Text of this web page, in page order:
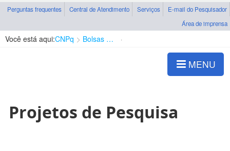
Perguntas frequentes Central de Atendimento Serviços
E-mail do Pesquisador
Área de imprensa
Você está aqui:CNPq Bolsas e Auxílios Vigentes
MENU
Projetos de Pesquisa